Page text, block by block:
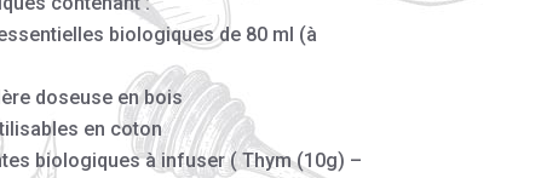
biologiques de 80 ml (à
doseuse en bois
en coton
biologiques à infuser ( Thym (10g) –